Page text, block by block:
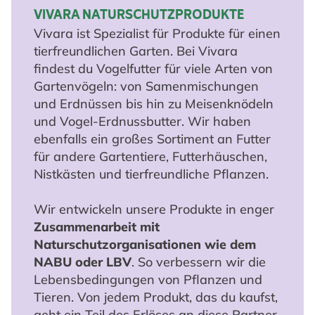
VIVARA NATURSCHUTZPRODUKTE
Vivara ist Spezialist für Produkte für einen
tierfreundlichen Garten. Bei Vivara
findest du Vogelfutter für viele Arten von
Gartenvögeln: von Samenmischungen
und Erdnüssen bis hin zu Meisenknödeln
und Vogel-Erdnussbutter. Wir haben
ebenfalls ein großes Sortiment an Futter
für andere Gartentiere, Futterhäuschen,
Nistkästen und tierfreundliche Pflanzen.
Wir entwickeln unsere Produkte in enger
Zusammenarbeit mit
Naturschutzorganisationen wie dem
NABU oder LBV. So verbessern wir die
Lebensbedingungen von Pflanzen und
Tieren. Von jedem Produkt, das du kaufst,